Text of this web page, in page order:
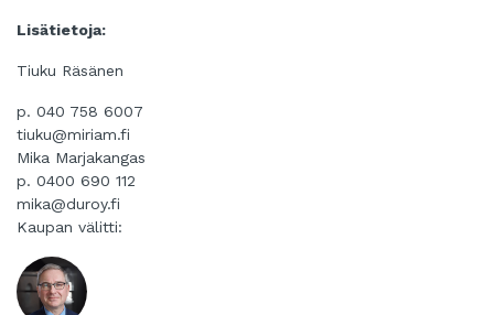
Lisätietoja:
Tiuku Räsänen
p. 040 758 6007
tiuku@miriam.fi
Mika Marjakangas
p. 0400 690 112
mika@duroy.fi
Kaupan välitti: